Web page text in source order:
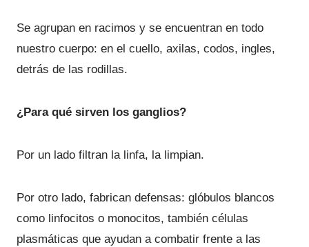
Se agrupan en racimos y se encuentran en todo
nuestro cuerpo: en el cuello, axilas, codos, ingles,
detrás de las rodillas.
¿Para qué sirven los ganglios?
Por un lado filtran la linfa, la limpian.
Por otro lado, fabrican defensas: glóbulos blancos
como linfocitos o monocitos, también células
plasmáticas que ayudan a combatir frente a las